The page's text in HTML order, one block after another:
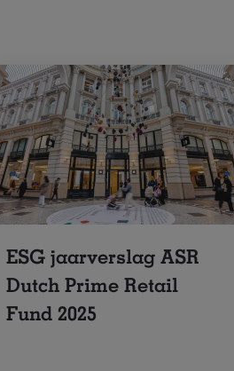
ESG jaarverslag ASR
Dutch Prime Retail
Fund 2025